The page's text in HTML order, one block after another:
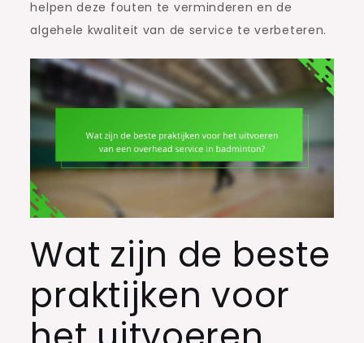
helpen deze fouten te verminderen en de
algehele kwaliteit van de service te verbeteren.
Wat zijn de beste
praktijken voor